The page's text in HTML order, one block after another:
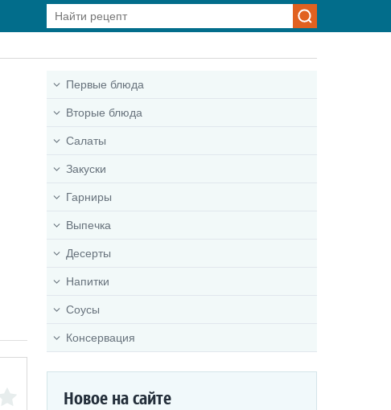
Первые блюда
Вторые блюда
Салаты
Закуски
Гарниры
Выпечка
Десерты
Напитки
Соусы
Консервация
Новое на сайте